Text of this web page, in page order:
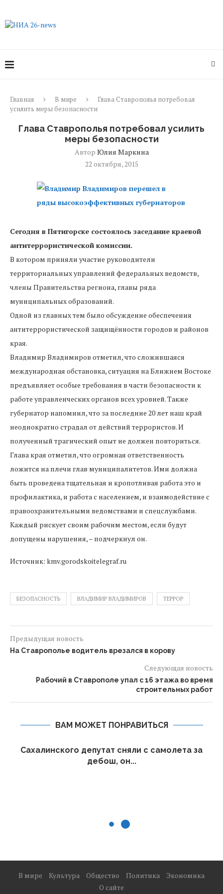
Главная В мире
Глава Ставрополья потребовал
усилить меры безопасности
Глава Ставрополья потребовал усилить
меры безопасности
Автор Юлия Маркина
22 октября, 2015
Сегодня в Пятигорске состоялось заседание краевой
антитеррористической комиссии.
В котором приняли участие руководители
территориальных управлений федеральных ведомств,
члены Правительства региона, главы ряда
муниципальных образований.
Одной из главных тем было обсуждение обеспечения
антитеррористической защищённости городов и районов
края.
Владимир Владимиров отметил, что сложившаяся
международная обстановка, ситуация на Ближнем Востоке
предъявляет особые требования в части безопасности к
работе управленческих органов всех уровней. Также
губернатор напомнил, что за последние 20 лет наш край
неоднократно страдал от действий террористов. И
полученный трагический опыт не должен повториться.
Глава края отметил, что огромная ответственность
ложится на плечи глав муниципалитетов. Ими должна
быть проведена тщательная и кропотливая работа это и
профилактика, и работа с населением, и взаимодействие с
правоохранительными ведомствами и спецслужбами.
Каждый рискует своим рабочим местом, если будут
допущены нарушения, – подчеркнул он.
Источник: kmv.gorodskoitelegraf.ru
БЕЗОПАСНОСТЬ ВЛАДИМИР ВЛАДИМИРОВ ТЕРРОР
Предыдущая новость
На Ставрополье водитель врезался в корову
Следующая новость
Рабочий в Ставрополе упал с 16 этажа во время
строительных работ
ВАМ МОЖЕТ ПОНРАВИТЬСЯ
Сахалинского депутат сняли с самолета за
дебош, он...
В мире Культура Общество Политика
Экономика
О сайте